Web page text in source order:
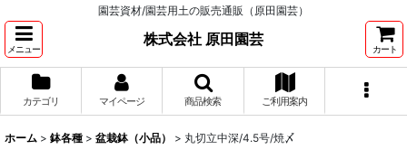
園芸資材/園芸用土の販売通販（原田園芸）
メニュー
株式会社 原田園芸
カート
カテゴリ マイページ 商品検索 ご利用案内
ホーム > 鉢各種 > 盆栽鉢（小品） > 丸切立中深/4.5号/焼〆